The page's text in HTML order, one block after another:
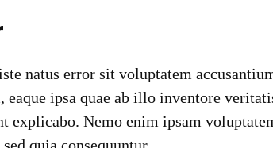
natus error sit voluptatem
ipsa quae ab illo inventore
explicabo. Nemo enim ipsam